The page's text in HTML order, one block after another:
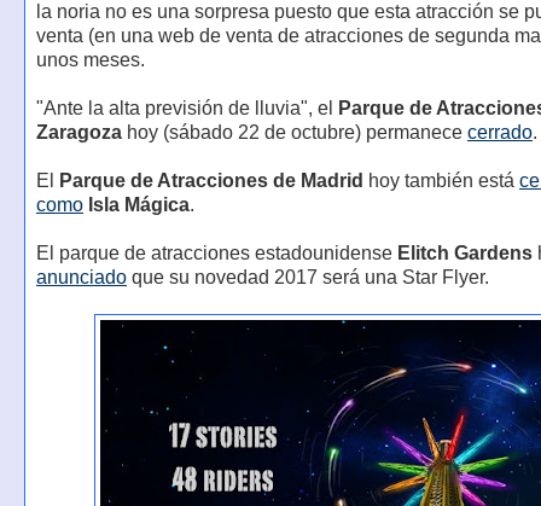
la noria no es una sorpresa puesto que esta atracción se
venta (en una web de venta de atracciones de segunda
unos meses.
"Ante la alta previsión de lluvia", el
Parque de
Zaragozahoy (sábado 22 de octubre) permanece cerrado.
El Parque de Atracciones de Madrid hoy también está
como Isla Mágica.
El parque de atracciones estadounidense Elitch Gardens
anunciadoque su novedad 2017 será una Star Flyer.